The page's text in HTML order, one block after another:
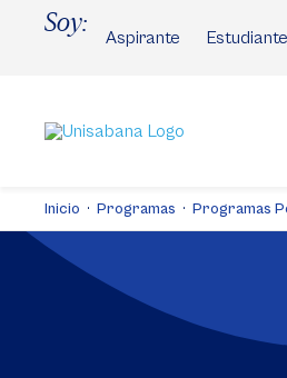
Soy:
Aspirante Estudiante
Inicio Programas Programas